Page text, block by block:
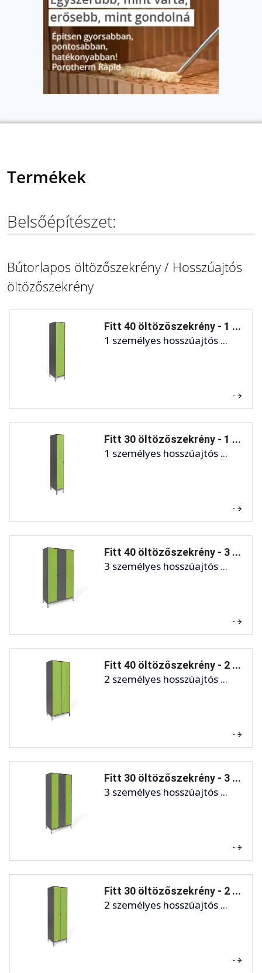
Termékek
Belsőépítészet:
Bútorlapos öltözőszekrény / Hosszúajtós
öltözőszekrény
Fitt 40 öltözőszekrény - 1 ...
1 személyes hosszúajtós ...
Fitt 30 öltözőszekrény - 1 ...
1 személyes hosszúajtós ...
Fitt 40 öltözőszekrény - 3 ...
3 személyes hosszúajtós ...
Fitt 40 öltözőszekrény - 2 ...
2 személyes hosszúajtós ...
Fitt 30 öltözőszekrény - 3 ...
3 személyes hosszúajtós ...
Fitt 30 öltözőszekrény - 2 ...
2 személyes hosszúajtós ...